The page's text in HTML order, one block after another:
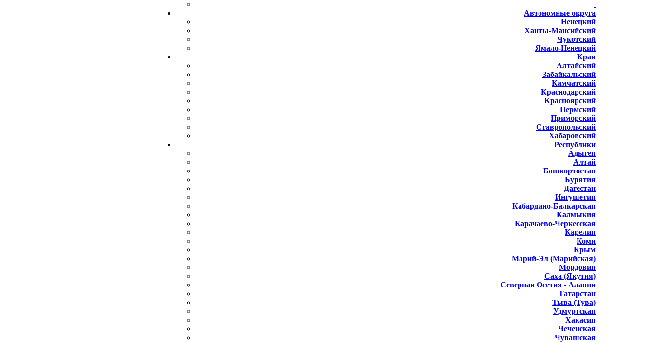
Автономные округа
Ненецкий
Ханты-Мансийский
Чукотский
Ямало-Ненецкий
Края
Алтайский
Забайкальский
Камчатский
Краснодарский
Красноярский
Пермский
Приморский
Ставропольский
Хабаровский
Республики
Адыгея
Алтай
Башкортостан
Бурятия
Дагестан
Ингушетия
Кабардино-Балкарская
Калмыкия
Карачаево-Черкесская
Карелия
Коми
Крым
Марий-Эл (Марийская)
Мордовия
Саха (Якутия)
Северная Осетия - Алания
Татарстан
Тыва (Тува)
Удмуртская
Хакасия
Чеченская
Чувашская